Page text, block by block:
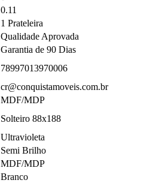
0.11
1 Prateleira
Qualidade Aprovada
Garantia de 90 Dias
78997013970006
cr@conquistamoveis.com.br
MDF/MDP
Solteiro 88x188
Ultravioleta
Semi Brilho
MDF/MDP
Branco